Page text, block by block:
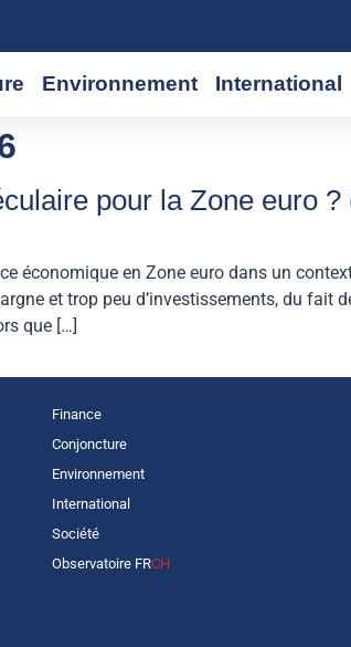
Environnement International
pour la Zone euro ?
économique en Zone euro dans un
et trop peu d’investissements, du fait
que […]
Finance
Conjoncture
Environnement
International
Société
Observatoire FRCH